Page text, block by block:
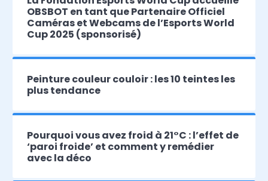
OBSBOT en tant que Partenaire Officiel
Caméras et Webcams de l’Esports World
Cup 2025 (sponsorisé)
Peinture couleur couloir : les 10 teintes les
plus tendance
Pourquoi vous avez froid à 21°C : l’effet de
‘paroi froide’ et comment y remédier
avec la déco